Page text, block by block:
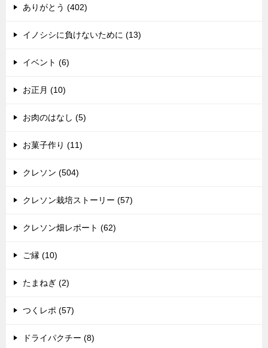
ありがとう (402)
イノシシに負けないために (13)
イベント (6)
お正月 (10)
お肉のはなし (5)
お菓子作り (11)
クレソン (504)
クレソン栽培ストーリー (57)
クレソン畑レポート (62)
ご縁 (10)
たまねぎ (2)
つくレポ (57)
ドライパクチー (8)